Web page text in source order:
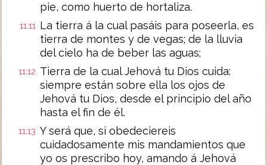
pie, como huerto de hortaliza.
11:11 La tierra á la cual pasáis para poseerla, es
tierra de montes y de vegas; de la lluvia
del cielo ha de beber las aguas;
11:12 Tierra de la cual Jehová tu Dios cuida:
siempre están sobre ella los ojos de
Jehová tu Dios, desde el principio del año
hasta el fin de él.
11:13 Y será que, si obedeciereis
cuidadosamente mis mandamientos que
yo os prescribo hoy, amando á Jehová